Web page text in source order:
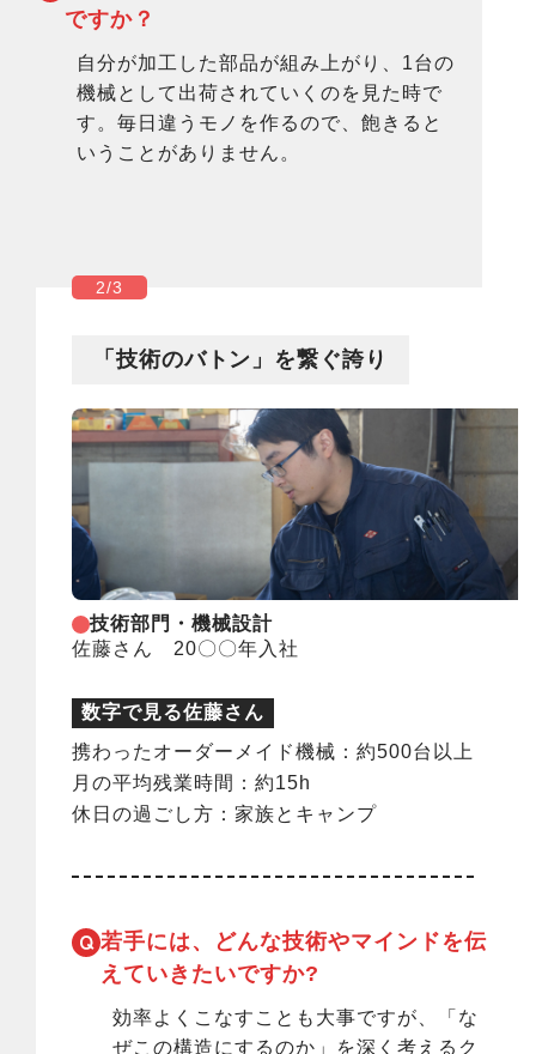
ですか？
自分が加工した部品が組み上がり、1台の
機械として出荷されていくのを見た時で
す。毎日違うモノを作るので、飽きると
いうことがありません。
2/3
「技術のバトン」を繋ぐ誇り
技術部門・機械設計
佐藤さん 20〇〇年入社
数字で見る佐藤さん
携わったオーダーメイド機械：約500台以上
月の平均残業時間：約15h
休日の過ごし方：家族とキャンプ
若手には、どんな技術やマインドを伝
えていきたいですか?
効率よくこなすことも大事ですが、「な
ぜこの構造にするのか」を深く考えるク